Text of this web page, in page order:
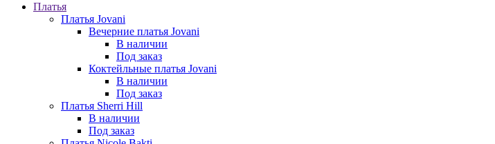
Платья
Платья Jovani
Вечерние платья Jovani
В наличии
Под заказ
Коктейльные платья Jovani
В наличии
Под заказ
Платья Sherri Hill
В наличии
Под заказ